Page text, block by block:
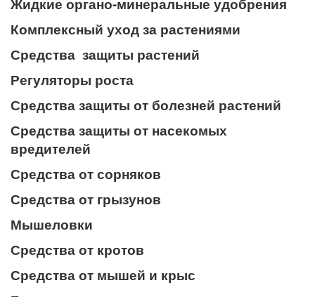
Комплексный уход за растениями
Средства защиты растений
Регуляторы роста
Средства защиты от болезней растений
Средства защиты от насекомых
вредителей
Средства от сорняков
Средства от грызунов
Мышеловки
Средства от кротов
Средства от мышей и крыс